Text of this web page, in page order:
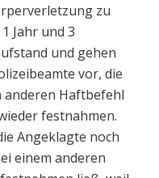
zu
Jahr und 3
und gehen
vor, die
Haftbefehl
festnahmen.
Angeklagte noch
einem anderen